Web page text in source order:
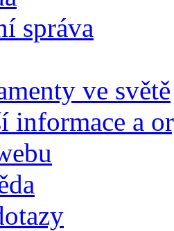
správa
ve světě
informace a